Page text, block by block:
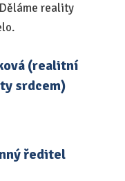
reality
(realitní
srdcem)
ředitel